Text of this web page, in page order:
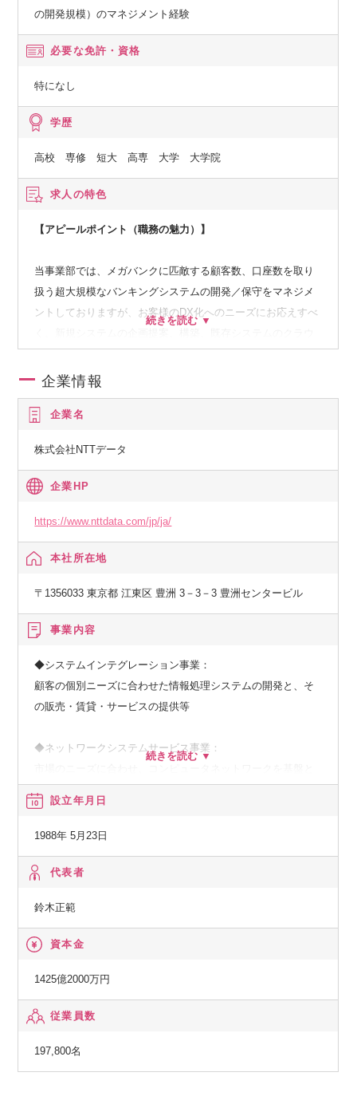
の開発規模）のマネジメント経験
必要な免許・資格
特になし
学歴
高校 専修 短大 高専 大学 大学院
求人の特色
【アピールポイント（職務の魅力）】
当事業部では、メガバンクに匹敵する顧客数、口座数を取り
扱う超大規模なバンキングシステムの開発／保守をマネジメ
ントしておりますが、お客様のDX化へのニーズにお応えすべ
これに伴い、パブリッククラウド基盤へのシフトが加速して
たな業務システムを、今後のデジタル化の中核となる技術を
農業分野のユーザー様を中心としたバンキング利用者に対
し、利便性向上、高付加価値体験を提供していくことで、お
の開発を目指して、ご活躍頂けます。
大規模な新規システムを構築していくシステム企画／開発マ
ネジメント経験と、金融の中核を成すバンキングシステムに
お客様と実現するシステムの将来像を検討しながら、新しい
現在は上流工程の企画フェーズにあり、お客様への新規サー
ビス／新規製品のご提案、ご意見交換を通して、提供業務機
能／実装仕様を決定していくシステム企画から開発に至る一
金融システム全体像を把握しながらクラウドを活用した新規
きながら、市場価値の高いプロフェッショナルなプロジェク
トマネージャーとして、またはIT業務コンサルタント人財と
ビジネス系・テクニカル系・グローバル系研修より役職や業
務に応じて必要な研修を受講可能。
資格取得支援、自己啓発支援（TOEIC会社負担等）あり。
企業情報
企業名
株式会社NTTデータ
企業HP
https://www.nttdata.com/jp/ja/
本社所在地
〒1356033 東京都 江東区 豊洲 3－3－3 豊洲センタービル
事業内容
◆システムインテグレーション事業：
顧客の個別ニーズに合わせた情報処理システムの開発と、そ
の販売・賃貸・サービスの提供等
◆ネットワークシステムサービス事業：
◆その他の事業：
ムの在り方に係わる企画・提案、保守・ファシリティマネジ
設立年月日
1988年 5月23日
代表者
鈴木正範
資本金
1425億2000万円
従業員数
197,800名